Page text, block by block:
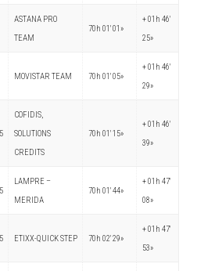
ASTANA PRO
TEAM
70h 01′ 01»
+ 01h 46′
25»
MOVISTAR TEAM 70h 01′ 05»
+ 01h 46′
29»
COFIDIS,
SOLUTIONS
CREDITS
70h 01′ 15»
+ 01h 46′
39»
LAMPRE –
MERIDA
70h 01′ 44»
+ 01h 47′
08»
ETIXX-QUICK STEP 70h 02′ 29»
+ 01h 47′
53»